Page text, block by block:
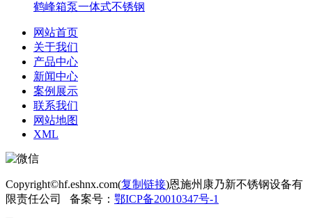
鹤峰箱泵一体式不锈钢
网站首页
关于我们
产品中心
新闻中心
案例展示
联系我们
网站地图
XML
Copyright©hf.eshnx.com(复制链接)恩施州康乃新不锈钢设备有
限责任公司 备案号： 鄂ICP备20010347号-1